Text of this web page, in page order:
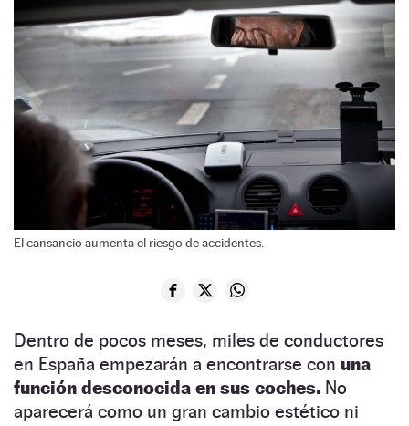
El cansancio aumenta el riesgo de accidentes.
Dentro de pocos meses, miles de conductores
en España empezarán a encontrarse con una
función desconocida en sus coches. No
aparecerá como un gran cambio estético ni